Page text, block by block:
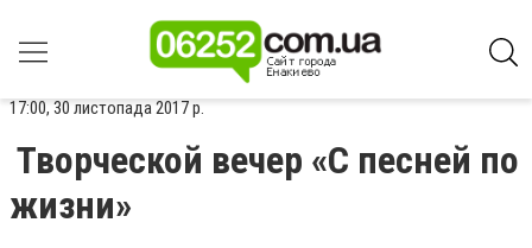
17:00, 30 листопада 2017 р.
Творческой вечер «С песней по
жизни»